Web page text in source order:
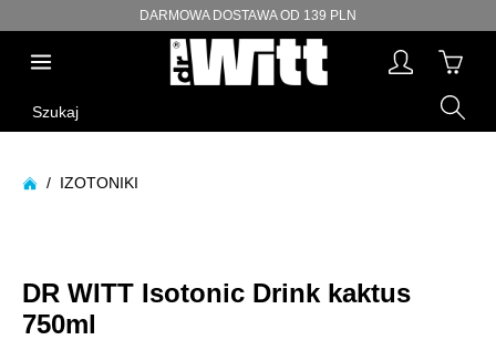
DARMOWA DOSTAWA OD 139 PLN
Szukaj
/ IZOTONIKI
DR WITT Isotonic Drink kaktus
750ml